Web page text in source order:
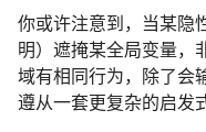
你或许注意到，当某隐
明）遮掩某全局变量，
域有相同行为，除了会
遵从一套更复杂的启发